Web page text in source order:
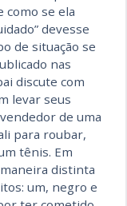
como se ela
devesse
de situação se
nas
discute com
levar seus
de uma
para roubar,
tênis. Em
distinta
um, negro e